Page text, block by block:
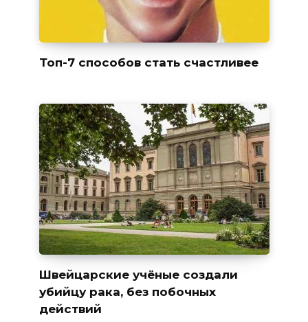
Топ-7 способов стать счастливее
Швейцарские учёные создали
убийцу рака, без побочных
действий